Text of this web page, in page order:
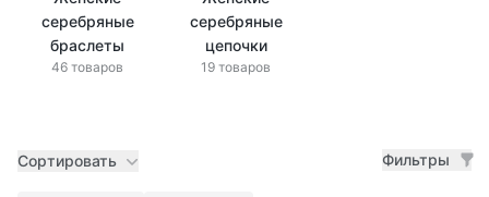
серебряные
браслеты
46 товаров
серебряные
цепочки
19 товаров
Сортировать Фильтры